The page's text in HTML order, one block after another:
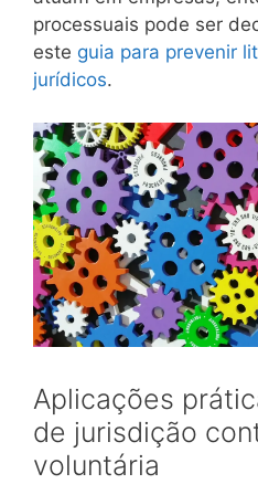
processuais pode ser
este guia para prevenir
jurídicos.
Aplicações
de jurisdição
voluntária